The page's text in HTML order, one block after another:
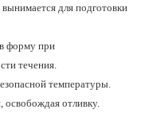
для подготовки
форму при
течения.
температуры.
освобождая отливку.